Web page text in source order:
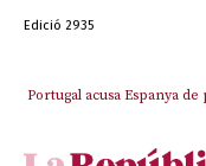
Edició 2935
Portugal acusa Espanya